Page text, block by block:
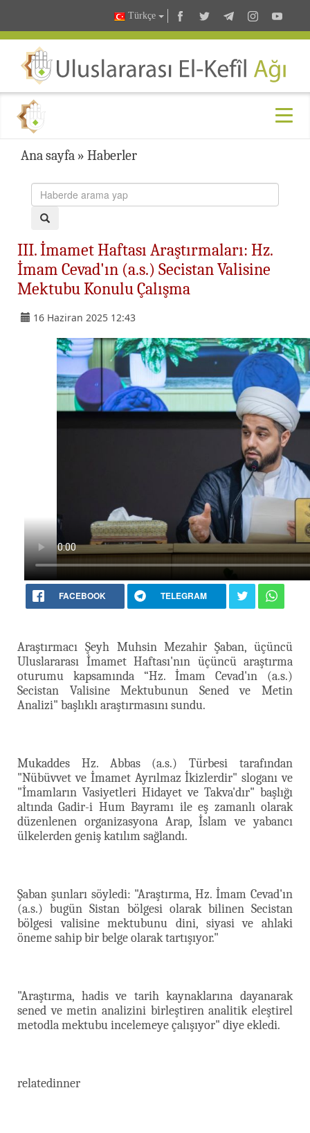
Türkçe
Ana sayfa » Haberler
III. İmamet Haftası Araştırmaları: Hz.
İmam Cevad'ın (a.s.) Secistan Valisine
Mektubu Konulu Çalışma
16 Haziran 2025 12:43
FACEBOOK TELEGRAM
Araştırmacı Şeyh Muhsin Mezahir Şaban, üçüncü
Uluslararası İmamet Haftası'nın üçüncü araştırma
oturumu kapsamında “Hz. İmam Cevad'ın (a.s.)
Secistan Valisine Mektubunun Sened ve Metin
Analizi" başlıklı araştırmasını sundu.
Mukaddes Hz. Abbas (a.s.) Türbesi tarafından
"Nübüvvet ve İmamet Ayrılmaz İkizlerdir" sloganı ve
"İmamların Vasiyetleri Hidayet ve Takva'dır" başlığı
altında Gadir-i Hum Bayramı ile eş zamanlı olarak
düzenlenen organizasyona Arap, İslam ve yabancı
ülkelerden geniş katılım sağlandı.
Şaban şunları söyledi: "Araştırma, Hz. İmam Cevad'ın
(a.s.) bugün Sistan bölgesi olarak bilinen Secistan
bölgesi valisine mektubunu dini, siyasi ve ahlaki
öneme sahip bir belge olarak tartışıyor."
"Araştırma, hadis ve tarih kaynaklarına dayanarak
sened ve metin analizini birleştiren analitik eleştirel
metodla mektubu incelemeye çalışıyor" diye ekledi.
relatedinner